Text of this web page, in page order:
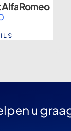
Alfa Romeo
u